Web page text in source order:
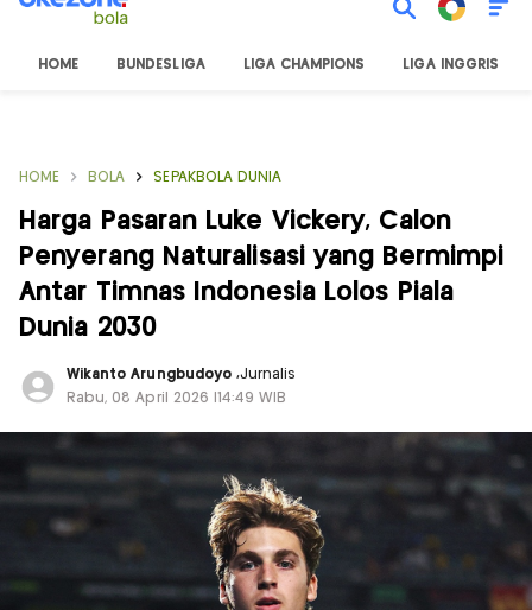
HOME BUNDESLIGA LIGA CHAMPIONS LIGA INGGRIS
HOME BOLA SEPAKBOLA DUNIA
Harga Pasaran Luke Vickery, Calon
Penyerang Naturalisasi yang Bermimpi
Antar Timnas Indonesia Lolos Piala
Dunia 2030
Wikanto Arungbudoyo ,Jurnalis
Rabu, 08 April 2026 |14:49 WIB